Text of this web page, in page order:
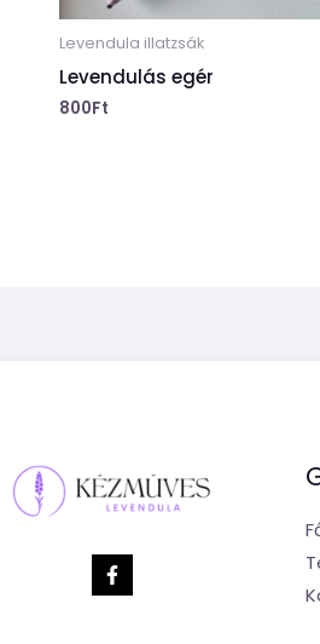
Levendula illatzsák
Levendulás egér
800Ft